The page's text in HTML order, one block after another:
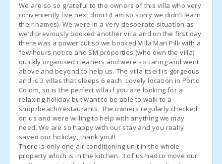
Cuarto de baño - aseo , cabina ducha :
Baños en suit:
Dormitorio con cama matrimonio (180X200):
Dormitorio con dos camas individuales (90X200):
Dormitorio con cama matrimonio (150X200):
Nº de personas:
Terraza (m2):
Notas Adicionales
Unos días antes de su llegada, es necesario contactar con
agencia de recepciónpara informar sobre su horario de
llegada (número de vuelo/barco) y organizar larecogida de
llaves.
Una vez en destino, por favor contáctenos por teléfono y
dirígete directamente al alojamientoo al punto de reunión
acordado.
La oficina de recepción se pondrá en contacto con usted para
confirmar lahora y lugar de recogida de llaves.
We are so so grateful to the owners of this villa who very
conveniently live next door! (I am so sorry we didn’t learn
their names). We were in a very desperate situation as
we’d previously booked another villa and on the first day
there was a power cut so we booked Villa Mari Pilli with a
few hours notice and SM properties (who own the villa)
quickly organised cleaners and were so caring and went
above and beyond to help us. The villa itself is gorgeous
and is 2 villas that sleeps 6 each. Lovely location in Porto
Colom, so is the perfect villa if you are looking for a
relaxing holiday but want to be able to walk to a
shop/beach/restaurants. The owners regularly checked
on us and were willing to help with anything we may
need. We are so happy with our stay and you really
saved our holiday, thank you!!
There is only one air conditioning unit in the whole
property which is in the kitchen. 3 of us had to move our